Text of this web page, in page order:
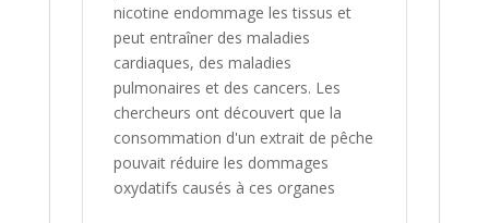
nicotine endommage les tissus et
peut entraîner des maladies
cardiaques, des maladies
pulmonaires et des cancers. Les
chercheurs ont découvert que la
consommation d'un extrait de pêche
pouvait réduire les dommages
oxydatifs causés à ces organes